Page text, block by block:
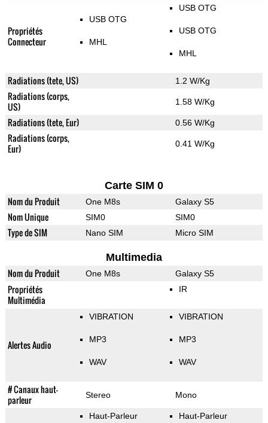
Propriétés
Connecteur
USB OTG
MHL
USB OTG
USB OTG
MHL
Radiations (tete, US) 1.2 W/Kg
Radiations (corps,
US)
1.58 W/Kg
Radiations (tete, Eur) 0.56 W/Kg
Radiations (corps,
Eur)
0.41 W/Kg
Carte SIM 0
Nom du Produit One M8s Galaxy S5
Nom Unique SIM0 SIM0
Type de SIM Nano SIM Micro SIM
Multimedia
Nom du Produit One M8s Galaxy S5
Propriétés
Multimédia
IR
Alertes Audio
VIBRATION
MP3
WAV
VIBRATION
MP3
WAV
# Canaux haut-
parleur
Stereo Mono
Haut-Parleur Haut-Parleur